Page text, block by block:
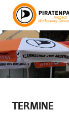
TERMINE